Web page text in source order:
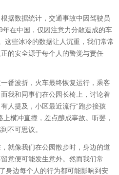
据数据统计，交通事故中因驾驶员
在中国，仅因注意力分散造成的车
这些冰冷的数据让人沉重，我们常常
的安全源于每个人的警觉与责任
番波折，火车最终恢复运行，乘客
我和同事们在公园长椅上，讨论着
人提及，小区最近流行“跑步接孩
横冲直撞，差点酿成事故。听罢，
不可思议。
就像我们在公园散步时，身边的道
意便可能发生意外。然而我们常
身边每个人的行为都可能影响到安